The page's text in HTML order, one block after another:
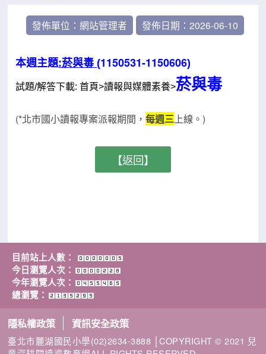
發佈單位：網站管理者 發佈日期：2026-06-10
本週主題:菸與毒 (1150531-1150606)
試題/解答下載: 首頁>讀報與媒體素養>菸與毒
(*北市國小讀報專案派報期間，每週三上線。)
【返回】
目前站上人數：
今日瀏覽人次：
今年瀏覽人次：
總瀏覽：
隱私權政策 資訊安全政策
臺北市麗湖國民小學(02)2634-3888 │COPYRIGHT © 2021 兒